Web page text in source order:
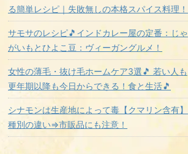
る簡単レシピ｜失敗無しの本格スパイス料理！
サモサのレシピ🎵インドカレー屋の定番：じゃ
がいもとひよこ豆：ヴィーガングルメ！
女性の薄毛・抜け毛ホームケア3選🎵 若い人も
更年期以降も今日からできる！食と生活🎵
シナモンは生産地によって毒【クマリン含有】
種別の違い⇒市販品にも注意！